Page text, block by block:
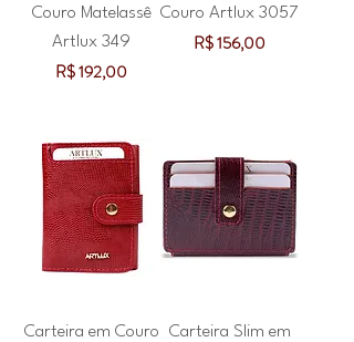
Couro Matelassê
Artlux 349
Preço
R$ 192,00
Couro Artlux 3057
Preço
R$ 156,00
Carteira em Couro
Carteira Slim em